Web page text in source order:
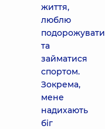
життя,
люблю
подорожувати
та
займатися
спортом.
Зокрема,
мене
надихають
біг